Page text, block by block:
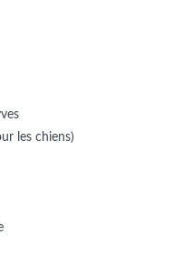
les chiens)